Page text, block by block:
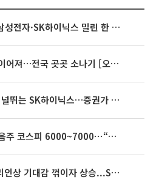
[베스트&워스트] 삼성전자·SK하이닉스 밀린 한 주…상상인증권은 85% 급등
35도 안팎 무더위 이어져…전국 곳곳 소나기 [오늘 날씨]
'불안과 기대 사이' 널뛰는 SK하이닉스…증권가 "HBM4·LTA 기반 펀터멘털 견고"
[주간증시전망] 다음주 코스피 6000~7000⋯“外人 수급은 정책이 변수”
뉴욕증시, 연준 금리인상 기대감 꺾이자 상승...S&P500 사상 최고치 [종합]